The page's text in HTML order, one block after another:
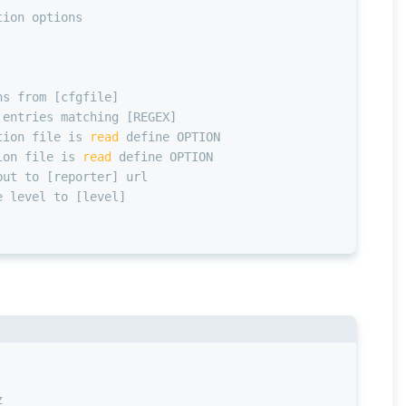
options
from [cfgfile]
matching [REGEX]
file is
read
define OPTION
file is
read
define OPTION
to [reporter] url
level to [level]